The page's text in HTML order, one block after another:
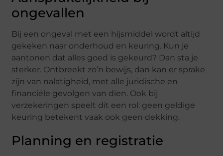
ongevallen
Bij een ongeval met een hijsmiddel wordt altijd
gekeken naar onderhoud en keuring. Kun je
aantonen dat alles goed is gekeurd? Dan sta je
sterker. Ontbreekt zo’n bewijs, dan kan er sprake
zijn van nalatigheid, met alle juridische en
financiële gevolgen van dien. Ook bij
verzekeringen speelt dit een rol: geen geldige
keuring betekent vaak ook geen dekking.
Planning en registratie